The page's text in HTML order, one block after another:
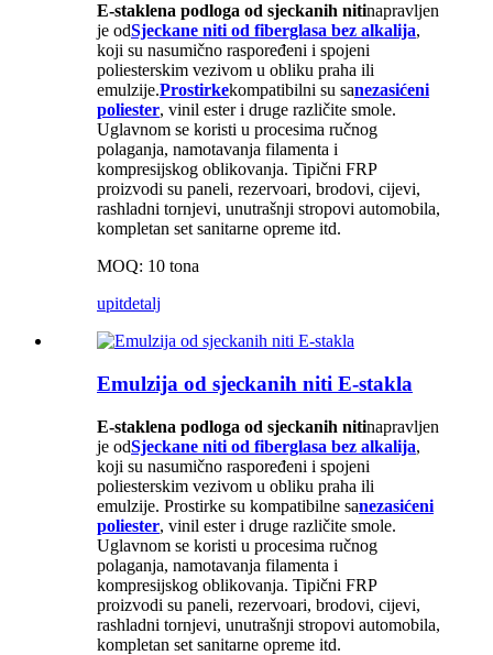
E-staklena podloga od sjeckanih nitinapravljen
je odSjeckane niti od fiberglasa bez alkalija,
koji su nasumično raspoređeni i spojeni
poliesterskim vezivom u obliku praha ili
emulzije.Prostirkekompatibilni su sanezasićeni
poliester, vinil ester i druge različite smole.
Uglavnom se koristi u procesima ručnog
polaganja, namotavanja filamenta i
kompresijskog oblikovanja. Tipični FRP
proizvodi su paneli, rezervoari, brodovi, cijevi,
rashladni tornjevi, unutrašnji stropovi automobila,
kompletan set sanitarne opreme itd.
MOQ: 10 tona
upitdetalj
Emulzija od sjeckanih niti E-stakla
E-staklena podloga od sjeckanih nitinapravljen
je odSjeckane niti od fiberglasa bez alkalija,
koji su nasumično raspoređeni i spojeni
poliesterskim vezivom u obliku praha ili
emulzije. Prostirke su kompatibilne sanezasićeni
poliester, vinil ester i druge različite smole.
Uglavnom se koristi u procesima ručnog
polaganja, namotavanja filamenta i
kompresijskog oblikovanja. Tipični FRP
proizvodi su paneli, rezervoari, brodovi, cijevi,
rashladni tornjevi, unutrašnji stropovi automobila,
kompletan set sanitarne opreme itd.